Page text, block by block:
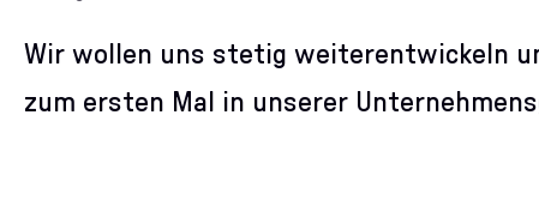
Wir wollen uns stetig weiterentwickeln
zum ersten Mal in unserer